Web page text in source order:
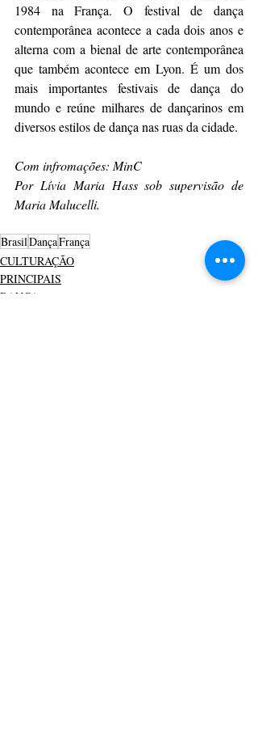
1984 na França. O festival de dança
contemporânea acontece a cada dois anos e
alterna com a bienal de arte contemporânea
que também acontece em Lyon. É um dos
mais importantes festivais de dança do
mundo e reúne milhares de dançarinos em
diversos estilos de dança nas ruas da cidade.
Com infromações: MinC
Por Lívia Maria Hass sob supervisão de
Maria Malucelli.
BrasilDançaFrança
CULTURAÇÃO
PRINCIPAIS
DANÇA